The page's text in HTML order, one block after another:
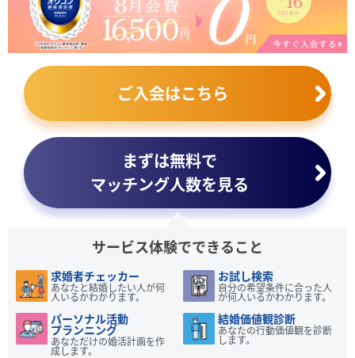
まずは無料で
マッチング人数を見る
ご入会はこちら
サービス体験でできること
求婚者チェッカー
あなたと結婚したい人が何
人いるかわかります。
お試し検索
自分の希望条件に合った人
が何人いるかわかります。
パーソナル活動
プランニング
あなただけの婚活計画を作
成します。
結婚価値観診断
あなたの行動価値観を診断
します。